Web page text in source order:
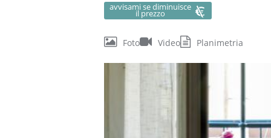
avvisami se diminuisce
il prezzo
Foto Video Planimetria